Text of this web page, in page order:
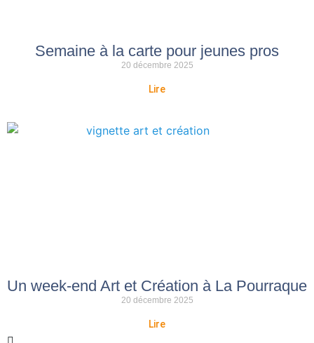
Semaine à la carte pour jeunes pros
20 décembre 2025
Lire
Un week-end Art et Création à La Pourraque
20 décembre 2025
Lire